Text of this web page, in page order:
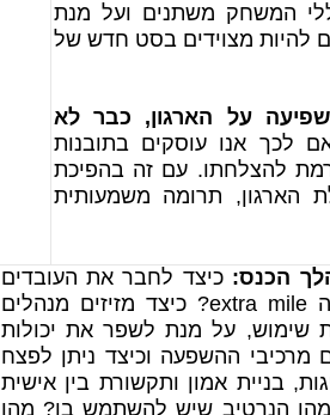
המשחק משתנים ועל מנת
להיות מצוידים בסט חדש של
על הארגון, כבר לא
לכך אנו עוסקים בתובנות
להצלחתו. עם זה בהפיכת
הארגון, תרומה משמעותית
הכנס: כיצד לחבר את העובדים
למטרות החברה, ולהניע אותם קדימהלעשות את ה extra mile? כיצד מזיזים מנהלים
שימוש, על מנת לשפר את יכולות
מרכיבי ההשפעה וכיצד ניתן לפצח
בניית אמון ותקשורת בין אישית
הנרטיב שיש להשתמש בו? מהן